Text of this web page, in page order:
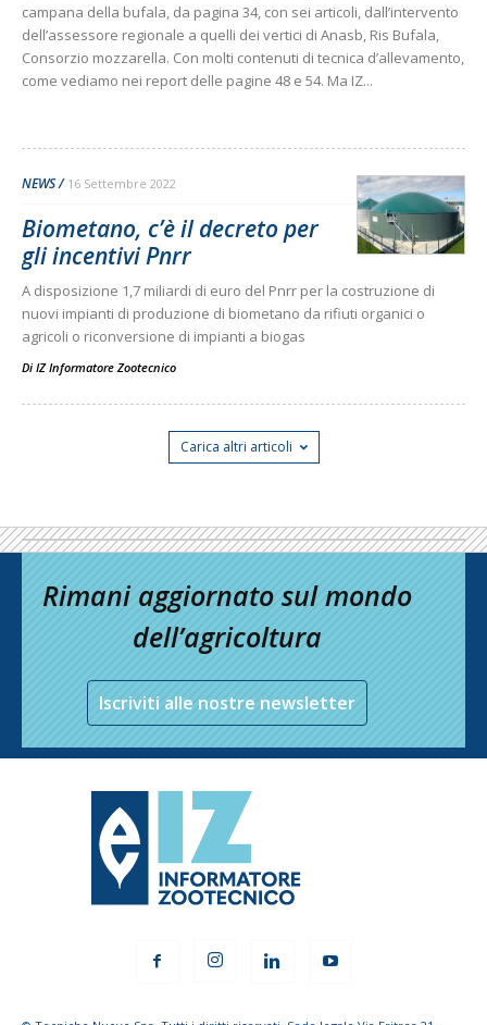
campana della bufala, da pagina 34, con sei articoli, dall’intervento
dell’assessore regionale a quelli dei vertici di Anasb, Ris Bufala,
Consorzio mozzarella. Con molti contenuti di tecnica d’allevamento,
come vediamo nei report delle pagine 48 e 54. Ma IZ...
NEWS 16 Settembre 2022
Biometano, c’è il decreto per
gli incentivi Pnrr
A disposizione 1,7 miliardi di euro del Pnrr per la costruzione di
nuovi impianti di produzione di biometano da rifiuti organici o
agricoli o riconversione di impianti a biogas
Di IZ Informatore Zootecnico
Carica altri articoli
Rimani aggiornato sul mondo
dell’agricoltura
Iscriviti alle nostre newsletter